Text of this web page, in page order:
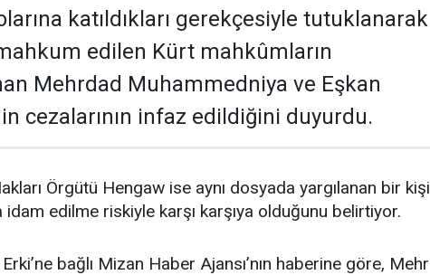
katıldıkları gerekçesiyle tutuklanarak
edilen Kürt mahkûmların
Mehrdad Muhammedniya ve Eşkan
cezalarının infaz edildiğini duyurdu.
Örgütü Hengaw ise aynı dosyada yargılanan bir kişi
idam edilme riskiyle karşı karşıya olduğunu belirtiyor.
bağlı Mizan Haber Ajansı’nın haberine göre, Mehr